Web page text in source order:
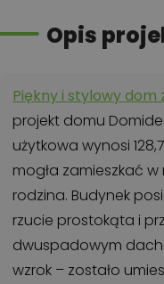
Opis
Piękny i stylowy
projekt domu
użytkowa wynosi
mogła zamieszkać
rodzina. Budynek
rzucie prostokąta i
dwuspadowym
wzrok – zostało